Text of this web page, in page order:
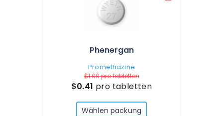
Phenergan
Promethazine
$1.00pro tabletten
$0.41 pro tabletten
Wählen packung